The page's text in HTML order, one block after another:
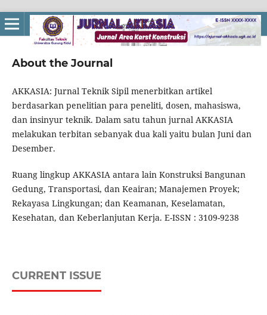
About the Journal
AKKASIA: Jurnal Teknik Sipil menerbitkan artikel
berdasarkan penelitian para peneliti, dosen, mahasiswa,
dan insinyur teknik. Dalam satu tahun jurnal AKKASIA
melakukan terbitan sebanyak dua kali yaitu bulan Juni dan
Desember.
Ruang lingkup AKKASIA antara lain Konstruksi Bangunan
Gedung, Transportasi, dan Keairan; Manajemen Proyek;
Rekayasa Lingkungan; dan Keamanan, Keselamatan,
Kesehatan, dan Keberlanjutan Kerja. E-ISSN : 3109-9238
CURRENT ISSUE